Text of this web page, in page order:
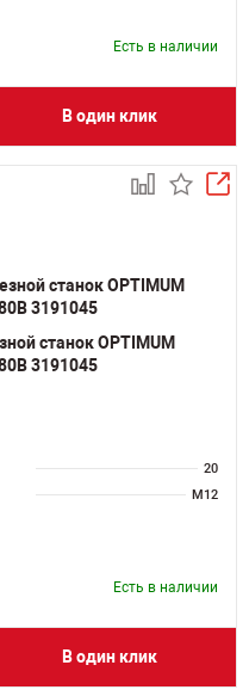
Есть в наличии
В один клик
станок OPTIMUM
3191045
20
M12
Есть в наличии
В один клик